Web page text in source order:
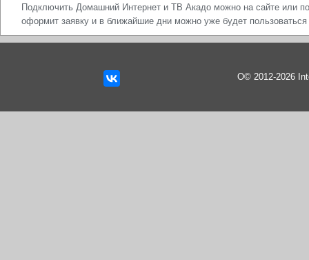
Подключить Домашний Интернет и ТВ Акадо можно на сайте или
оформит заявку и в ближайшие дни можно уже будет
О© 2012-2026